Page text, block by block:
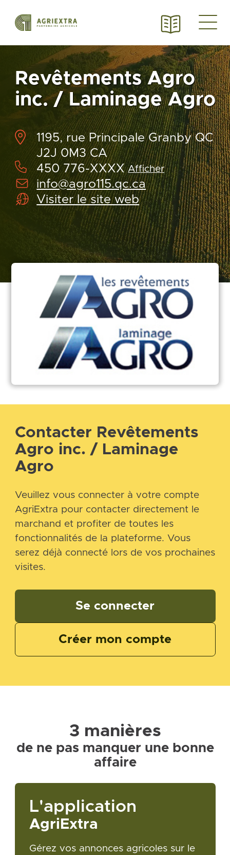
Revêtements Agro
inc. / Laminage Agro
1195, rue Principale Granby QC
J2J 0M3 CA
450 776-XXXX Afficher
info@agro115.qc.ca
Visiter le site web
Contacter Revêtements
Agro inc. / Laminage
Agro
Veuillez vous connecter à votre compte
AgriExtra pour contacter directement le
marchand et profiter de toutes les
fonctionnalités de la plateforme. Vous
serez déjà connecté lors de vos prochaines
visites.
Se connecter
Créer mon compte
3 manières
de ne pas manquer une bonne
affaire
L'application
AgriExtra
Gérez vos annonces agricoles sur le